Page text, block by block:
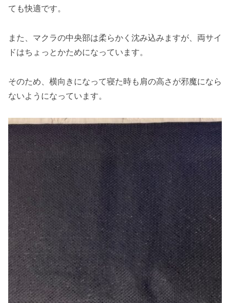
ても快適です。
また、マクラの中央部は柔らかく沈み込みますが、両サイ
ドはちょっとかためになっています。
そのため、横向きになって寝た時も肩の高さが邪魔になら
ないようになっています。